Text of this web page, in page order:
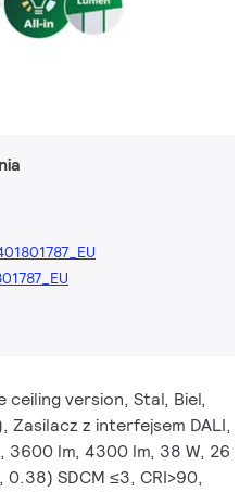
version, Stal, Biel,
Zasilacz z interfejsem DALI,
3600 lm, 4300 lm, 38 W, 26
SDCM ≤3, CRI>90,